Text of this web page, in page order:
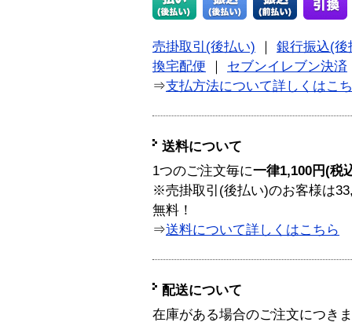
売掛取引(後払い)
銀行振込(後
換宅配便
セブンイレブン決済
⇒支払方法について詳しくはこ
送料について
1つのご注文毎に一律1,100円(税
※売掛取引(後払い)のお客様は
無料！
⇒送料について詳しくはこちら
配送について
在庫がある場合のご注文につき